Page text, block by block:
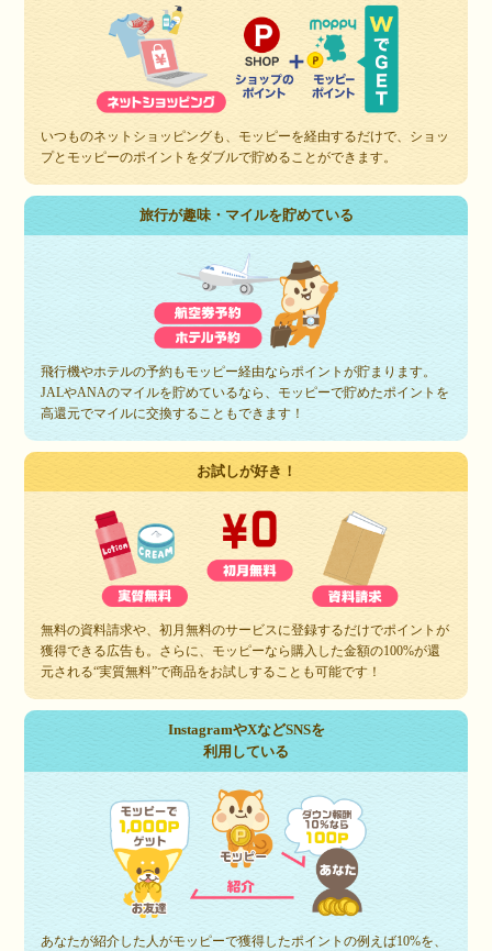
いつものネットショッピングも、モッピーを経由するだけで、ショッ
プとモッピーのポイントをダブルで貯めることができます。
旅行が趣味・マイルを貯めている
飛行機やホテルの予約もモッピー経由ならポイントが貯まります。
JALやANAのマイルを貯めているなら、モッピーで貯めたポイントを
高還元でマイルに交換することもできます！
お試しが好き！
無料の資料請求や、初月無料のサービスに登録するだけでポイントが
獲得できる広告も。さらに、モッピーなら購入した金額の100%が還
元される“実質無料”で商品をお試しすることも可能です！
InstagramやXなどSNSを
利用している
あなたが紹介した人がモッピーで獲得したポイントの例えば10%を、